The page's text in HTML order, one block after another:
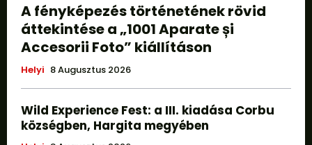
A fényképezés történetének rövid
áttekintése a „1001 Aparate și
Accesorii Foto” kiállításon
Helyi 8 Augusztus 2026
Wild Experience Fest: a III. kiadása Corbu
községben, Hargita megyében